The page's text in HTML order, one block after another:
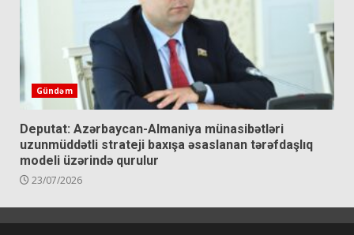
Gündəm
Deputat: Azərbaycan-Almaniya münasibətləri
uzunmüddətli strateji baxışa əsaslanan tərəfdaşlıq
modeli üzərində qurulur
23/07/2026